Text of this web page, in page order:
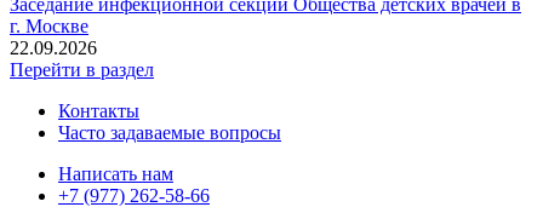
г. Москве
22.09.2026
Перейти в раздел
Контакты
Часто задаваемые вопросы
Написать нам
+7 (977) 262-58-66